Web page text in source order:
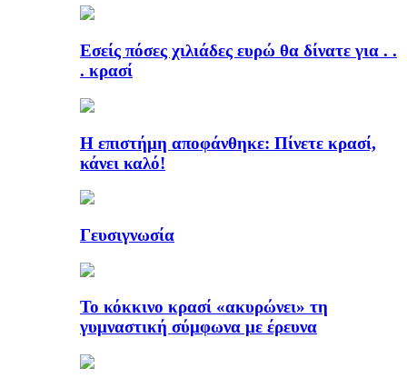
Εσείς πόσες χιλιάδες ευρώ θα δίνατε για . .
. κρασί
Η επιστήμη αποφάνθηκε: Πίνετε κρασί,
κάνει καλό!
Γευσιγνωσία
Το κόκκινο κρασί «ακυρώνει» τη
γυμναστική σύμφωνα με έρευνα